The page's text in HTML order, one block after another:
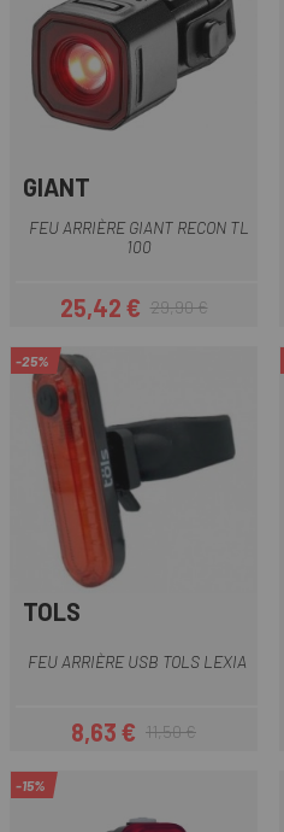
GIANT
FEU ARRIÈRE GIANT RECON TL
100
Prix
25,42 €Prix habituel
29,90 €
-25%
TOLS
FEU ARRIÈRE USB TOLS LEXIA
Prix
8,63 €Prix habituel
11,50 €
-15%